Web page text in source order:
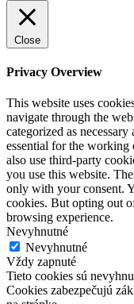
Close
Privacy Overview
This website uses
navigate through the
categorized as
essential for the working
also use third-party
you use this website.
only with your consent.
cookies. But opting out
browsing experience.
Nevyhnutné
Nevyhnutné
Vždy zapnuté
Tieto cookies sú
Cookies zabezpečujú